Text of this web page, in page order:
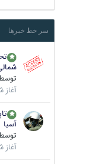
سر خط خبرها
آغاز
آسیا
آغاز